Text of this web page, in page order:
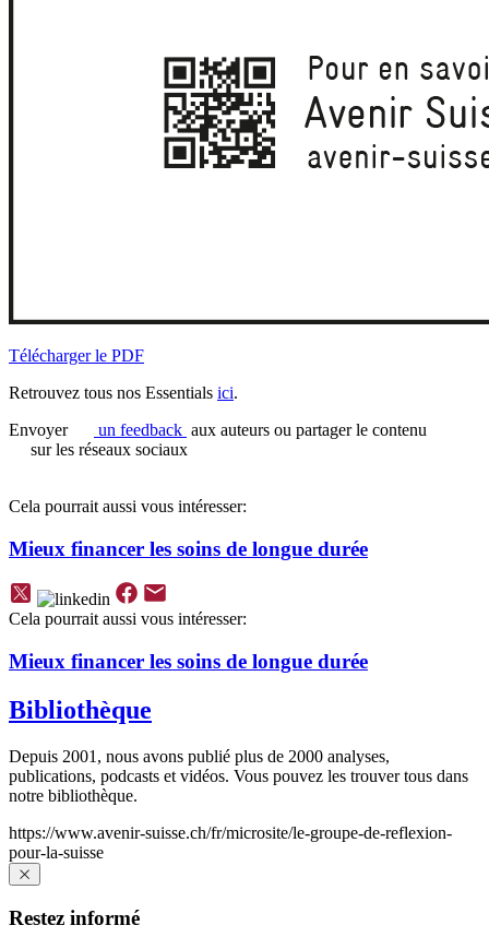
Télécharger le PDF
Retrouvez tous nos Essentials ici.
Envoyer
un feedback aux auteurs ou partager le contenu
sur les réseaux sociaux
Cela pourrait aussi vous intéresser:
Mieux financer les soins de longue durée
Cela pourrait aussi vous intéresser:
Mieux financer les soins de longue durée
Bibliothèque
Depuis 2001, nous avons publié plus de 2000 analyses,
publications, podcasts et vidéos. Vous pouvez les trouver tous dans
notre bibliothèque.
https://www.avenir-suisse.ch/fr/microsite/le-groupe-de-reflexion-
pour-la-suisse
Restez informé